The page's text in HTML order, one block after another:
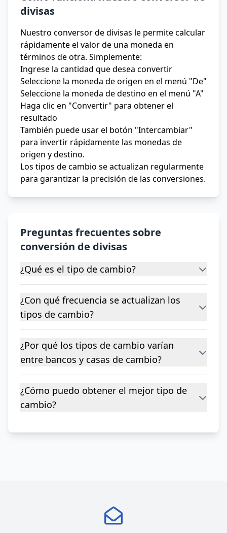
divisas
Nuestro conversor de divisas le permite calcular
rápidamente el valor de una moneda en
términos de otra. Simplemente:
Ingrese la cantidad que desea convertir
Seleccione la moneda de origen en el menú "De"
Seleccione la moneda de destino en el menú "A"
Haga clic en "Convertir" para obtener el
resultado
También puede usar el botón "Intercambiar"
para invertir rápidamente las monedas de
origen y destino.
Los tipos de cambio se actualizan regularmente
para garantizar la precisión de las conversiones.
Preguntas frecuentes sobre
conversión de divisas
¿Qué es el tipo de cambio?
¿Con qué frecuencia se actualizan los
tipos de cambio?
¿Por qué los tipos de cambio varían
entre bancos y casas de cambio?
¿Cómo puedo obtener el mejor tipo de
cambio?